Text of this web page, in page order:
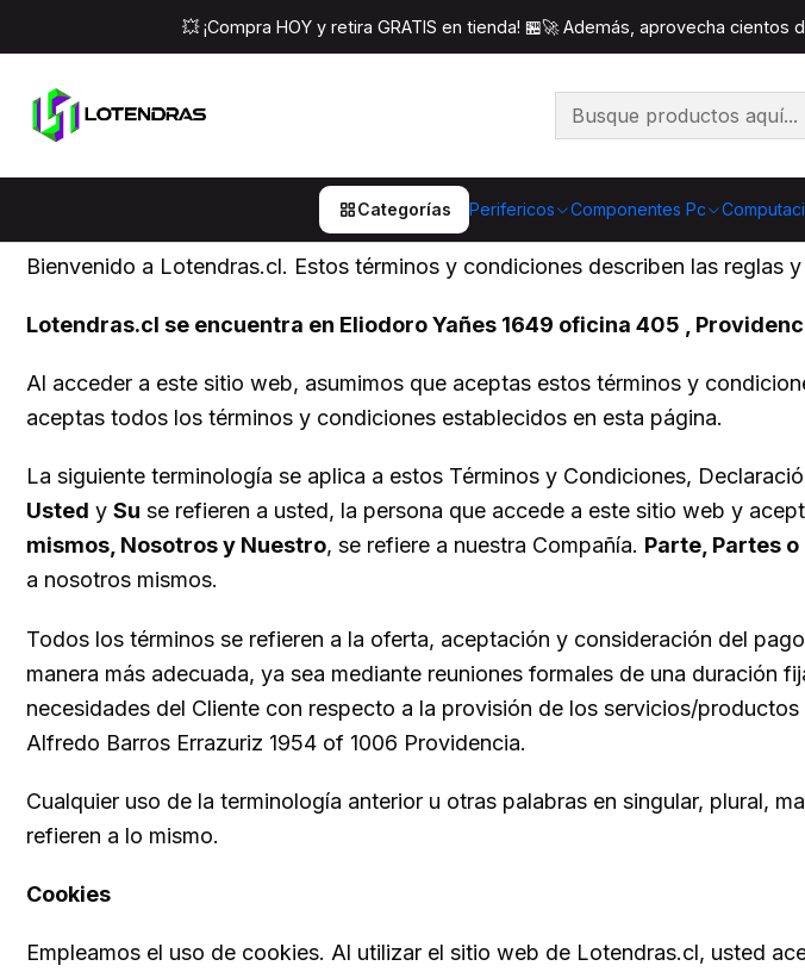
Categorías Perifericos Componentes Pc
💥 ¡Compra HOY y retira GRATIS en tienda! 🏪🚀 Además, aprovecha
Inicio
Términos y Condiciones
Bienvenido a Lotendras.cl. Estos términos y condiciones describen las reglas
Lotendras.cl se encuentra en Eliodoro Yañes 1649 oficina 405 ,
Al acceder a este sitio web, asumimos que aceptas estos términos y
aceptas todos los términos y condiciones establecidos en esta página.
La siguiente terminología se aplica a estos Términos y Condiciones,
Usted ySu se refieren a usted, la persona que accede a este sitio web y
mismos, Nosotros y Nuestro, se refiere a nuestra Compañía. Parte, Partes
a nosotros mismos.
Todos los términos se refieren a la oferta, aceptación y consideración del
manera más adecuada, ya sea mediante reuniones formales de una
necesidades del Cliente con respecto a la provisión de los servicios/
Alfredo Barros Errazuriz 1954 of 1006 Providencia.
Cualquier uso de la terminología anterior u otras palabras en singular, plural,
refieren a lo mismo.
Cookies
Empleamos el uso de cookies. Al utilizar el sitio web de Lotendras.cl, usted